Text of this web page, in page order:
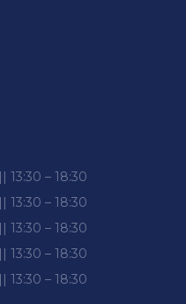
13:30 – 18:30
13:30 – 18:30
13:30 – 18:30
13:30 – 18:30
13:30 – 18:30